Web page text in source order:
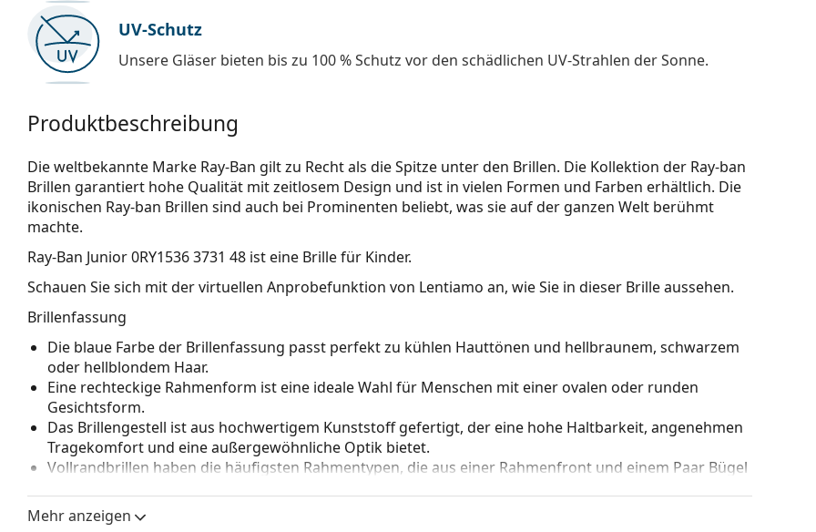
UV-Schutz
Unsere Gläser bieten bis zu 100 % Schutz vor den schädlichen UV-Strahlen der Sonne.
Produktbeschreibung
Die weltbekannte Marke Ray-Ban gilt zu Recht als die Spitze unter den Brillen. Die Kollektion der Ray-ban
Brillen garantiert hohe Qualität mit zeitlosem Design und ist in vielen Formen und Farben erhältlich. Die
ikonischen Ray-ban Brillen sind auch bei Prominenten beliebt, was sie auf der ganzen Welt berühmt
machte.
Ray-Ban Junior 0RY1536 3731 48 ist eine Brille für Kinder.
Schauen Sie sich mit der virtuellen Anprobefunktion von Lentiamo an, wie Sie in dieser Brille aussehen.
Brillenfassung
Die blaue Farbe der Brillenfassung passt perfekt zu kühlen Hauttönen und hellbraunem, schwarzem
oder hellblondem Haar.
Eine rechteckige Rahmenform ist eine ideale Wahl für Menschen mit einer ovalen oder runden
Gesichtsform.
Das Brillengestell ist aus hochwertigem Kunststoff gefertigt, der eine hohe Haltbarkeit, angenehmen
Tragekomfort und eine außergewöhnliche Optik bietet.
Vollrandbrillen haben die häufigsten Rahmentypen, die aus einer Rahmenfront und einem Paar Bügel
Vorteile ist die Robustheit, Langlebigkeit, die Tatsache, dass sie das Glas vollständig umschließen, und
vor allem ihr Schutz vor Beschädigungen. Dieser Rahmentyp ist für alle Gläser geeignet, auch für
Mehr anzeigen